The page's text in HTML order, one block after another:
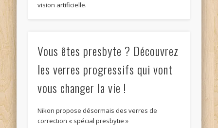
vision artificielle.
Vous êtes presbyte ? Découvrez
les verres progressifs qui vont
vous changer la vie !
Nikon propose désormais des verres de
correction « spécial presbytie »